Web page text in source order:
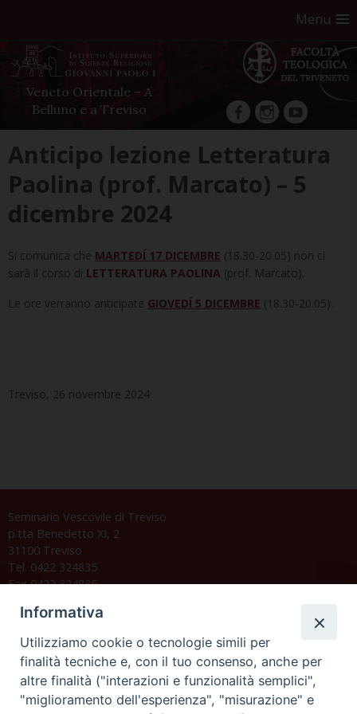
Menu
Veneto Orientale – A
Belluno e a Treviso
facebookInstagram
YouTube
to
content
Anticipo lezione Letteratura
Paolina (prof. Marcato) – 5
dicembre 2024
Si comunica che MARTEDÍ 17 DICEMBRE (18.30-20.05) non ci
sarà il corso di LETTERATURA PAOLINA (prof. Marcato).
Le ore verranno anticipate GIOVEDÍ 5 DICEMBRE (18.30-20.05).
Treviso, 26 novembre 2024
Seminario Vescovile di Treviso
p.tta Benedetto XI, 2
31100 Treviso
Tel. 0422 324835
Fax 0422 324836
C.F. 94004060268
Orario di segreteria
Informativa
Utilizziamo cookie o tecnologie simili per
finalità tecniche e, con il tuo consenso, anche per
altre finalità ("interazioni e funzionalità semplici",
"miglioramento dell'esperienza", "misurazione" e